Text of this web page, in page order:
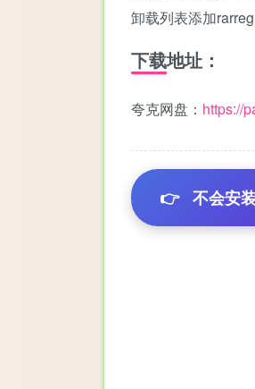
卸载列表添加
下载地址：
夸克网盘： https://
👉 不会安